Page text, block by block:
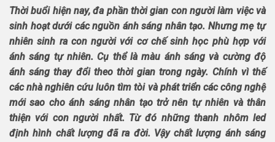
Thời buổi hiện nay, đa phần thời gian con người làm việc và
sinh hoạt dưới các nguồn ánh sáng nhân tạo. Nhưng mẹ tự
nhiên sinh ra con người với cơ chế sinh học phù hợp với
ánh sáng tự nhiên. Cụ thể là màu ánh sáng và cường độ
ánh sáng thay đổi theo thời gian trong ngày. Chính vì thế
các nhà nghiên cứu luôn tìm tòi và phát triển các công nghệ
mới sao cho ánh sáng nhân tạo trở nên tự nhiên và thân
thiện với con người nhất. Từ đó những thanh nhôm led
định hình chất lượng đã ra đời. Vậy chất lượng ánh sáng